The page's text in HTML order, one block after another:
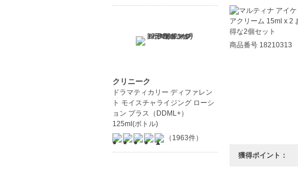
商品番号 18210313
獲得ポイント：
クリニーク
ドラマティカリー ディファレン
ト モイスチャライジング ローシ
ョン プラス（DDML+）
125ml(ボトル)
（1963件）